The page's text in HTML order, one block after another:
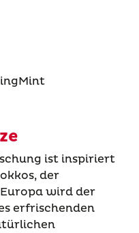
ist inspiriert
der
wird der
erfrischenden